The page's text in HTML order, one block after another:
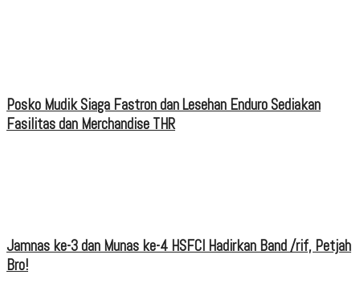
Posko Mudik Siaga Fastron dan Lesehan Enduro Sediakan
Fasilitas dan Merchandise THR
Jamnas ke-3 dan Munas ke-4 HSFCI Hadirkan Band /rif, Petjah
Bro!